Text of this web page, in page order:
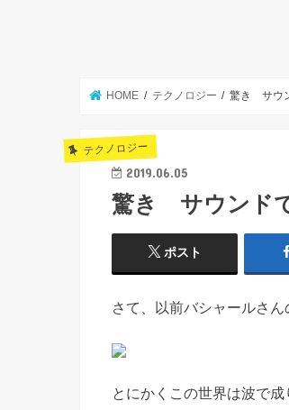
HOME テクノロジー 驚き サウ
テクノロジー
2019.06.05
驚き サウンド
ポスト
さて、以前バシャールさん
とにかくこの世界は波で成